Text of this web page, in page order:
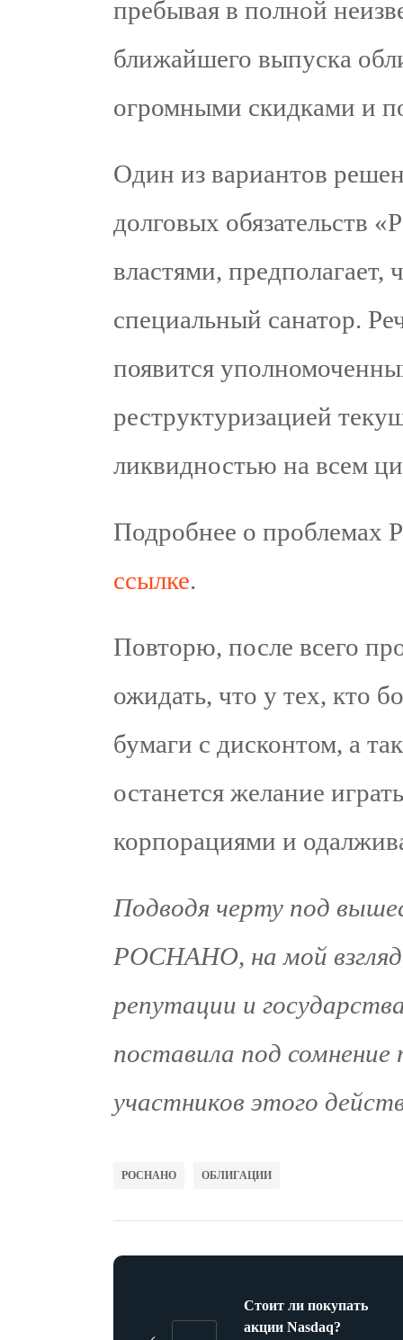
пребывая в полной
ближайшего выпуска
огромными скидками и
Один из вариантов
долговых
властями, предполагает,
специальный санатор.
появится
реструктуризацией
ликвидностью на всем
Подробнее о
ссылке.
Повторю, после всего
ожидать, что у тех, кто
бумаги с дисконтом, а
останется желание
корпорациями и
Подводя черту под
РОСНАНО, на мой взгляд,
репутации и
поставила под сомнение
участников этого
РОСНАНО ОБЛИГАЦИИ
Стоит ли покупать
акции Nasdaq?